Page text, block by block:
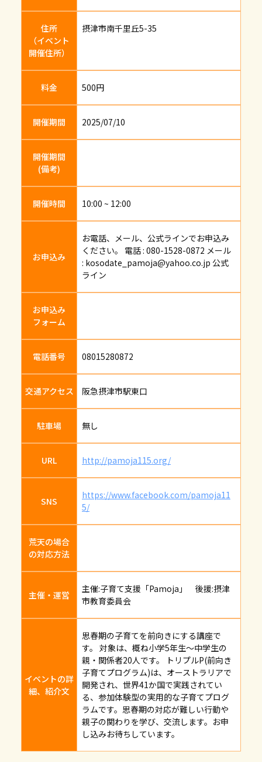
住所
（イベント
開催住所）
摂津市南千里丘5-35
料金 500円
開催期間 2025/07/10
開催期間
(備考)
開催時間 10:00 ~ 12:00
お申込み
お電話、メール、公式ラインでお申込み
ください。 電話 : 080-1528-0872 メール
: kosodate_pamoja@yahoo.co.jp 公式
ライン
お申込み
フォーム
電話番号 08015280872
交通アクセス 阪急摂津市駅東口
駐車場 無し
URL http://pamoja115.org/
SNS
https://www.facebook.com/pamoja11
5/
荒天の場合
の対応方法
主催・運営
主催:子育て支援「Pamoja」 後援:摂津
市教育委員会
イベントの詳
細、紹介文
思春期の子育てを前向きにする講座で
す。 対象は、概ね小学5年生～中学生の
親・関係者20人です。 トリプルP(前向き
子育てプログラム)は、オーストラリアで
開発され、世界41か国で実践されてい
る、参加体験型の実用的な子育てプログ
ラムです。思春期の対応が難しい行動や
親子の関わりを学び、交流します。お申
し込みお待ちしています。